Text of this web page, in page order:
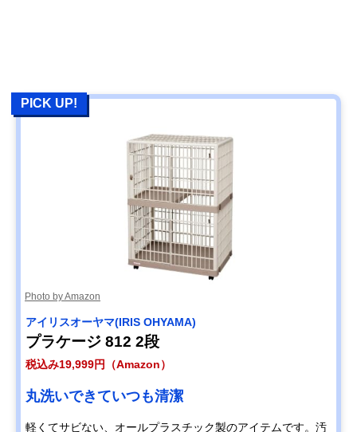
PICK UP!
Photo by Amazon
アイリスオーヤマ(IRIS OHYAMA)
プラケージ 812 2段
税込み19,999円（Amazon）
丸洗いできていつも清潔
軽くてサビない、オールプラスチック製のアイテムです。汚